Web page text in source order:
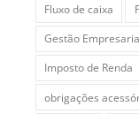
Fluxo de caixa
Gestão
Imposto de Renda
obrigações